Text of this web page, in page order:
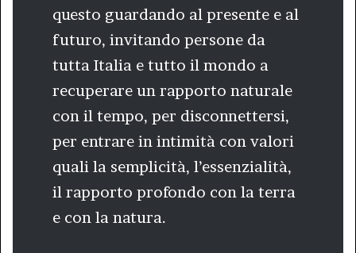
questo guardando al presente e al
futuro, invitando persone da
tutta Italia e tutto il mondo a
recuperare un rapporto naturale
con il tempo, per disconnettersi,
per entrare in intimità con valori
quali la semplicità, l’essenzialità,
il rapporto profondo con la terra
e con la natura.